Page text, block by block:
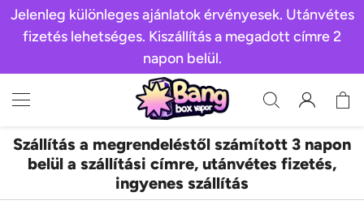
Jelenleg különleges ajánlatok érvényesek. Utánvétes
fizetés lehetséges. Kiszállítás a megadott címre 2
napon belül.
Szállítás a megrendeléstől számított 3 napon
belül a szállítási címre, utánvétes fizetés,
ingyenes szállítás